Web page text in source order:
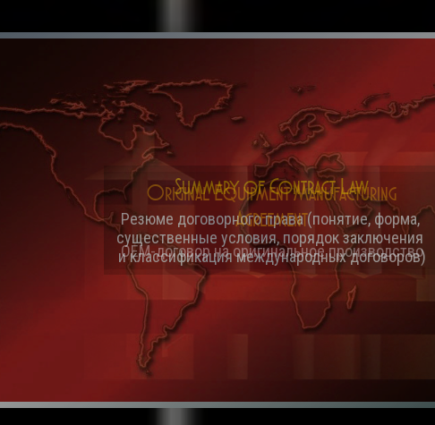
Original Equipment Manufacturing
Agreement
OEM-договор на оригинальное производство